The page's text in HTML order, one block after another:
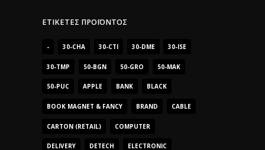
ΕΤΙΚΈΤΕΣ ΠΡΟΪΌΝΤΟΣ
- 30-CHA 30-CTI 30-DME 30-ISE
30-TMP 50-BGN 50-GRO 50-MAK
50-PUC APPLE BANK BLACK
BOOK MAGNET & FANCY BRAND CABLE
CARTON (RETAIL) COMPUTER
DELIVERY DETECH ELECTRONIC